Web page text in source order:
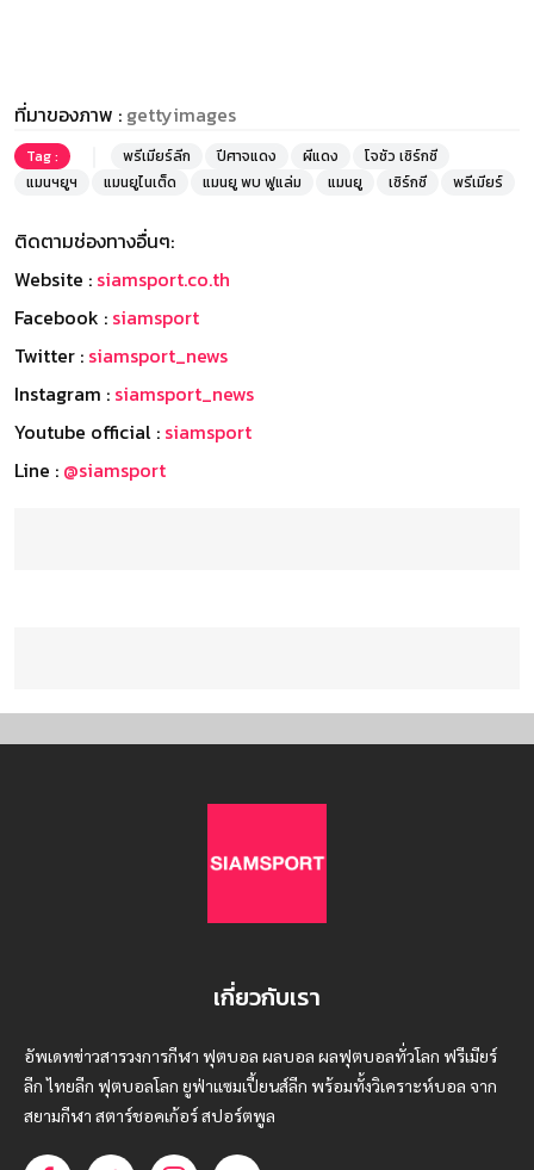
ที่มาของภาพ : gettyimages
Tag : พรีเมียร์ลีก ปีศาจแดง ผีแดง
โจชัว เซิร์กซี
แมนฯยูฯ
แมนยูไนเต็ด แมนยู พบ ฟูแล่ม แมนยู เซิร์กซี พรีเมียร์
ติดตามช่องทางอื่นๆ:
Website : siamsport.co.th
Facebook : siamsport
Twitter : siamsport_news
Instagram : siamsport_news
Youtube official : siamsport
Line : @siamsport
เกี่ยวกับเรา
อัพเดทข่าวสารวงการกีฬา ฟุตบอล ผลบอล ผลฟุตบอลทั่วโลก ฟรีเมียร์
ลีก ไทยลีก ฟุตบอลโลก ยูฟ่าแซมเปี้ยนส์ลีก พร้อมทั้งวิเคราะห์บอล จาก
สยามกีฬา สตาร์ชอคเก้อร์ สปอร์ตพูล